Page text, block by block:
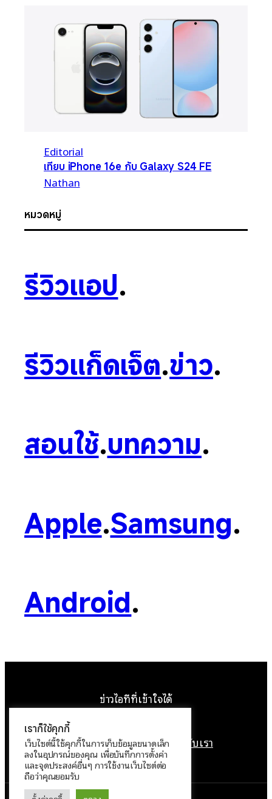
Editorial
เทียบ iPhone 16e กับ Galaxy S24 FE
Nathan
หมวดหมู่
รีวิวแอป.
รีวิวแก็ดเจ็ต.ข่าว.
สอนใช้.บทความ.
Apple.Samsung.
Android.
ข่าวไอทีที่เข้าใจได้
หน้าแรกติดต่อเราลิขสิทธิ์เกี่ยวกับเรา
นโยบายข้อมูลส่วนบุคคล
เราก็ใช้คุกกี้
เว็บไซต์นี้ใช้คุกกี้ในการเก็บข้อมูลขนาดเล็ก
ลงในอุปกรณ์ของคุณ เพื่อบันทึกการตั้งค่า
และจุดประสงค์อื่นๆ การใช้งานเว็บไซต์ต่อ
ถือว่าคุณยอมรับ